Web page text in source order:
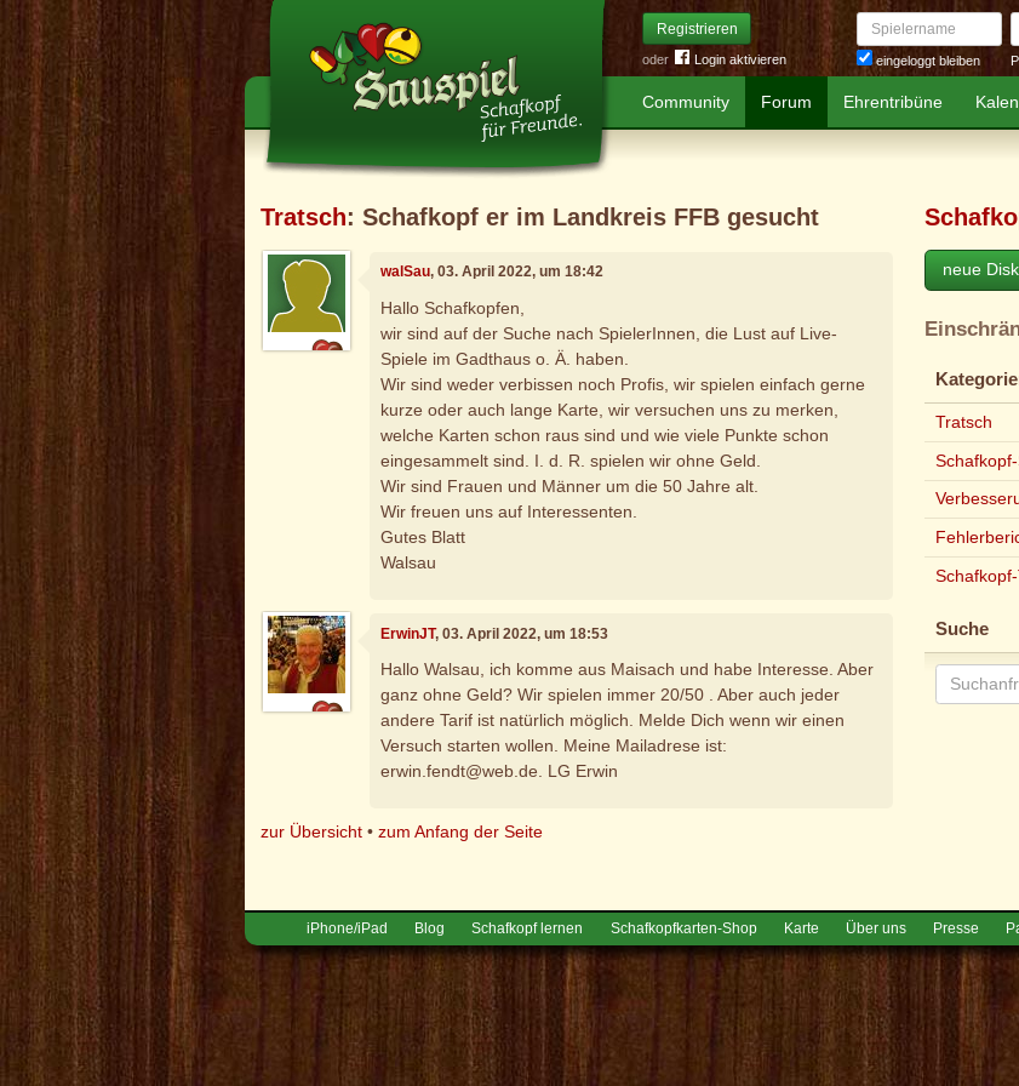
Registrieren
oder Login aktivieren
Spielername
eingeloggt bleiben
Community Forum Ehrentribüne
Tratsch: Schafkopf er im Landkreis FFB gesucht
walSau, 03. April 2022, um 18:42
Hallo Schafkopfen,
wir sind auf der Suche nach SpielerInnen, die Lust auf Live-
Spiele im Gadthaus o. Ä. haben.
Wir sind weder verbissen noch Profis, wir spielen einfach gerne
kurze oder auch lange Karte, wir versuchen uns zu merken,
welche Karten schon raus sind und wie viele Punkte schon
eingesammelt sind. I. d. R. spielen wir ohne Geld.
Wir sind Frauen und Männer um die 50 Jahre alt.
Wir freuen uns auf Interessenten.
Gutes Blatt
Walsau
ErwinJT, 03. April 2022, um 18:53
Hallo Walsau, ich komme aus Maisach und habe Interesse. Aber
ganz ohne Geld? Wir spielen immer 20/50 . Aber auch jeder
andere Tarif ist natürlich möglich. Melde Dich wenn wir einen
Versuch starten wollen. Meine Mailadrese ist:
erwin.fendt@web.de. LG Erwin
zur Übersicht •zum Anfang der Seite
neue
Tratsch
Suche
iPhone/iPad Blog Schafkopf lernen Schafkopfkarten-Shop Karte Über uns Presse